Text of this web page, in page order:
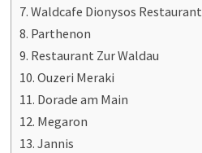
Waldcafe Dionysos Restaurant
Parthenon
Restaurant Zur Waldau
Ouzeri Meraki
Dorade am Main
Megaron
Jannis